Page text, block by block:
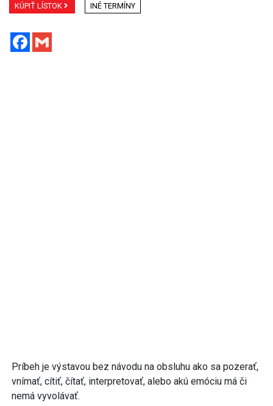
KÚPIŤ LÍSTOK INÉ TERMÍNY
Facebook
Príbeh je výstavou bez návodu na obsluhu ako sa pozerať,
vnímať, cítiť, čítať, interpretovať, alebo akú emóciu má či
nemá vyvolávať.